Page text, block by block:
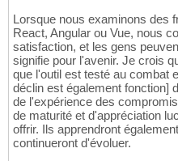
Lorsque nous examinons des
React, Angular ou Vue, nous
satisfaction, et les gens
signifie pour l'avenir. Je crois
que l'outil est testé au combat
déclin est également fonction]
de l'expérience des
de maturité et d'appréciation
offrir. Ils apprendront
continueront d'évoluer.